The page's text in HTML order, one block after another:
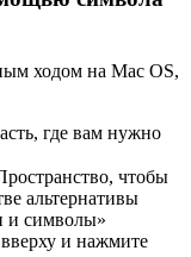
ходом на Mac OS,
где вам нужно
чтобы
альтернативы
и символы»
и нажмите